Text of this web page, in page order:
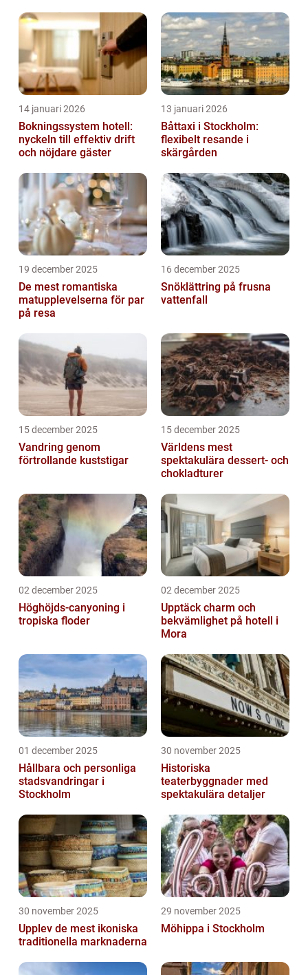
14 januari 2026
Bokningssystem hotell:
nyckeln till effektiv drift
och nöjdare gäster
13 januari 2026
Båttaxi i Stockholm:
flexibelt resande i
skärgården
19 december 2025
De mest romantiska
matupplevelserna för par
på resa
16 december 2025
Snöklättring på frusna
vattenfall
15 december 2025
Vandring genom
förtrollande kuststigar
15 december 2025
Världens mest
spektakulära dessert- och
chokladturer
02 december 2025
Höghöjds-canyoning i
tropiska floder
02 december 2025
Upptäck charm och
bekvämlighet på hotell i
Mora
01 december 2025
Hållbara och personliga
stadsvandringar i
Stockholm
30 november 2025
Historiska
teaterbyggnader med
spektakulära detaljer
30 november 2025
Upplev de mest ikoniska
traditionella marknaderna
29 november 2025
Möhippa i Stockholm